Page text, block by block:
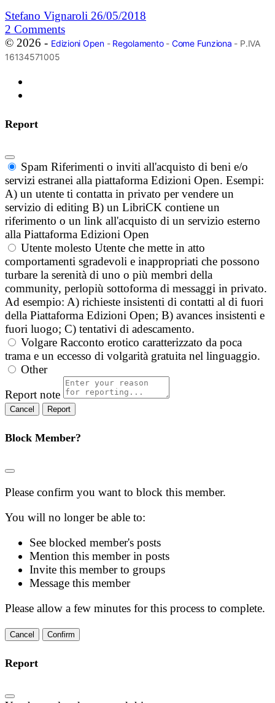
Stefano Vignaroli 26/05/2018
2 Comments
© 2026 - Edizioni Open- Regolamento- Come Funziona - P.IVA
16134571005
Report
Spam Riferimenti o inviti all'acquisto di beni e/o
servizi estranei alla piattaforma Edizioni Open. Esempi:
A) un utente ti contatta in privato per vendere un
servizio di editing B) un LibriCK contiene un
riferimento o un link all'acquisto di un servizio esterno
alla Piattaforma Edizioni Open
Utente molesto Utente che mette in atto
comportamenti sgradevoli e inappropriati che possono
turbare la serenità di uno o più membri della
community, perlopiù sottoforma di messaggi in privato.
Ad esempio: A) richieste insistenti di contatti al di fuori
della Piattaforma Edizioni Open; B) avances insistenti e
fuori luogo; C) tentativi di adescamento.
Volgare Racconto erotico caratterizzato da poca
trama e un eccesso di volgarità gratuita nel linguaggio.
Other
Report note
Report
Block Member?
Please confirm you want to block this member.
You will no longer be able to:
See blocked member's posts
Mention this member in posts
Invite this member to groups
Message this member
Please allow a few minutes for this process to complete.
Confirm
Report